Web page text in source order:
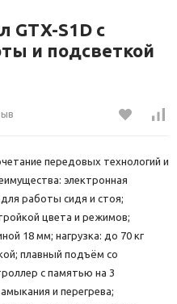
S1D с
и подсветкой
передовых технологий и
электронная
работы сидя и стоя;
цвета и режимов;
18 мм; нагрузка: до 70 кг
плавный подъём со
с памятью на 3
и перегрева;